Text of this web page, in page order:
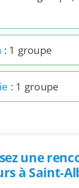
: 1 groupe
: 1 groupe
une
à Saint-